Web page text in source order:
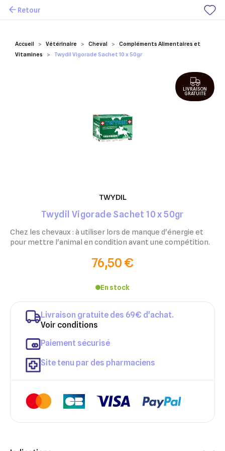
Mes favoris
Accueil Vétérinaire Cheval
Compléments Alimentaires et
Vitamines
Twydil Vigorade Sachet 10 x 50gr
Retour
TWYDIL
Twydil Vigorade Sachet 10 x 50gr
Chez les chevaux : à utiliser lors de manque d'énergie et
pour mettre l'animal en condition avant une compétition.
76,50 €
En stock
Livraison gratuite des 69€ d'achat.
Voir conditions
Paiement sécurisé
Site tenu par des pharmaciens
LIVRAISON
GRATUITE
Créer une liste d'envies
Connexion